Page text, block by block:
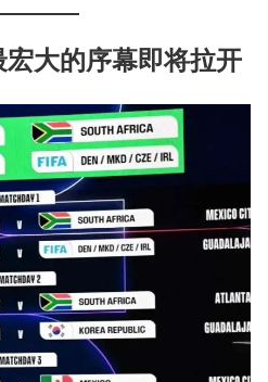
大的序幕即将拉开